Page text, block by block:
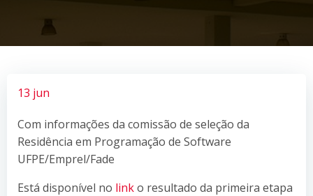
13 jun
Com informações da comissão de seleção da
Residência em Programação de Software
UFPE/Emprel/Fade
Está disponível no linko resultado da primeira etapa